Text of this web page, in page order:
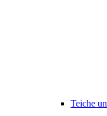
Teiche